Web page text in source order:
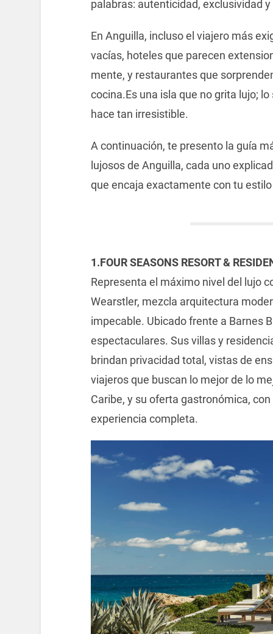
palabras: autenticidad, exclusividad
En Anguilla, incluso el viajero más
vacías, hoteles que parecen
mente, y restaurantes que
cocina.Es una isla que no grita lujo;
hace tan irresistible.
A continuación, te presento la guía
lujosos de Anguilla, cada uno
que encaja exactamente con tu
1.FOUR SEASONS RESORT &
Representa el máximo nivel del lujo
Wearstler, mezcla arquitectura
impecable. Ubicado frente a Barnes
espectaculares. Sus villas y
brindan privacidad total, vistas de
viajeros que buscan lo mejor de lo
Caribe, y su oferta gastronómica,
experiencia completa.